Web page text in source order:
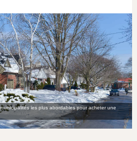
les plus abordables pour acheter une